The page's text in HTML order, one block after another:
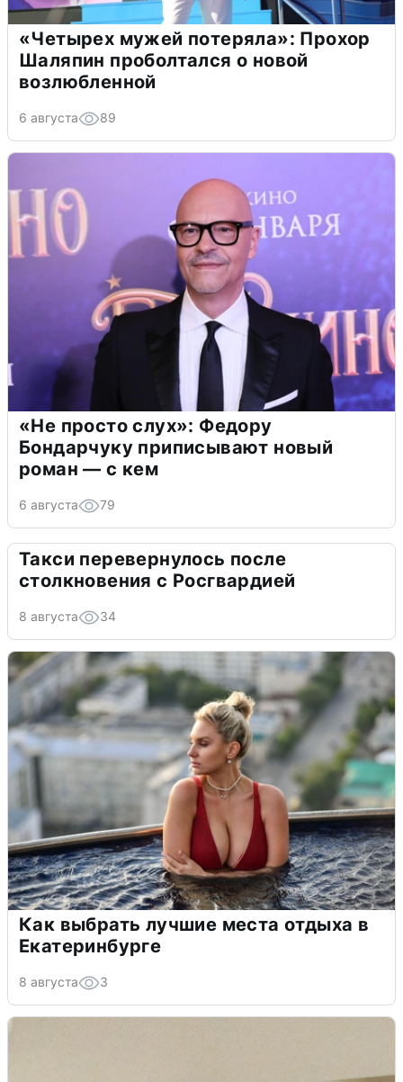
«Четырех мужей потеряла»: Прохор
Шаляпин проболтался о новой
возлюбленной
6 августа 89
«Не просто слух»: Федору
Бондарчуку приписывают новый
роман — с кем
6 августа 79
Такси перевернулось после
столкновения с Росгвардией
8 августа 34
Как выбрать лучшие места отдыха в
Екатеринбурге
8 августа 3